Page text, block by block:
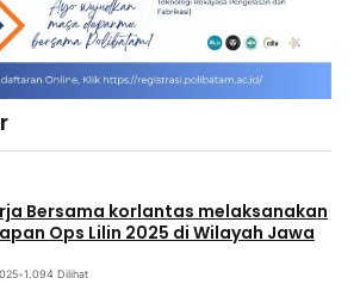
Bersama korlantas melaksanakan
Ops Lilin 2025 di Wilayah Jawa
•1.094 Dilihat